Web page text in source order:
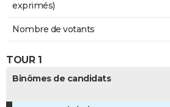
exprimés)
Nombre de votants
TOUR 1
Binômes de candidats